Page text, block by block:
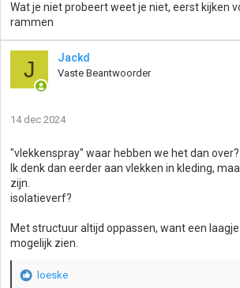
e
n
:
Wat je niet probeert weet je niet, eerst kijken
rammen
J Jackd
Vaste Beantwoorder
14 dec 2024
"vlekkenspray" waar hebben we het dan over?
Ik denk dan eerder aan vlekken in kleding,
zijn.
isolatieverf?
Met structuur altijd oppassen, want een
mogelijk zien.
W
loeske